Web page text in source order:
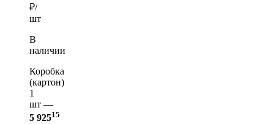
₽/
шт
В
наличии
Коробка
(картон)
1
шт —
5 92515